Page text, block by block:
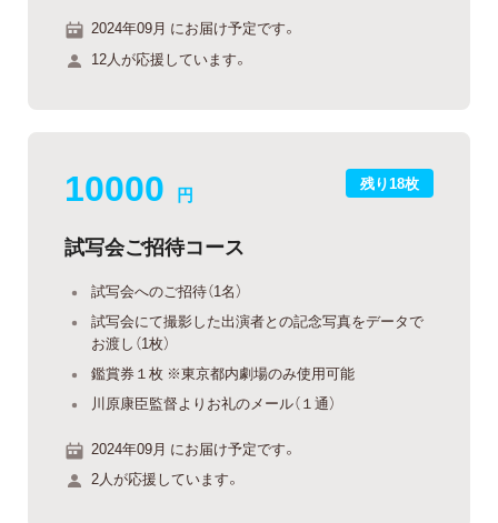
2024年09月 にお届け予定です。
12人が応援しています。
残り18枚
10000 円
試写会ご招待コース
試写会へのご招待（1名）
試写会にて撮影した出演者との記念写真をデータで
お渡し（1枚）
鑑賞券１枚 ※東京都内劇場のみ使用可能
川原康臣監督よりお礼のメール（１通）
2024年09月 にお届け予定です。
2人が応援しています。